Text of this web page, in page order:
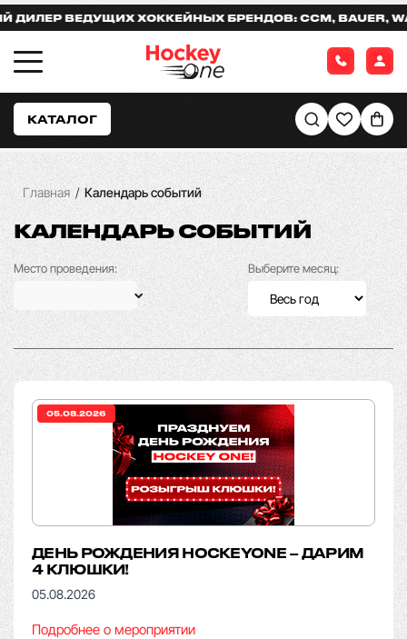
ВЕДУЩИХ ХОККЕЙНЫХ БРЕНДОВ: CCM, BAUER,
КАТАЛОГ
Главная / Календарь событий
КАЛЕНДАРЬ СОБЫТИЙ
Место проведения: Выберите месяц:
05.08.2026
ДЕНЬ РОЖДЕНИЯ HOCKEYONE – ДАРИМ
4 КЛЮШКИ!
05.08.2026
Подробнее о мероприятии